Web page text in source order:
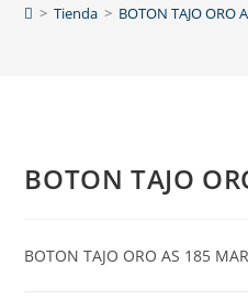
> Tienda > BOTON TAJO ORO
BOTON TAJO
BOTON TAJO ORO AS 185